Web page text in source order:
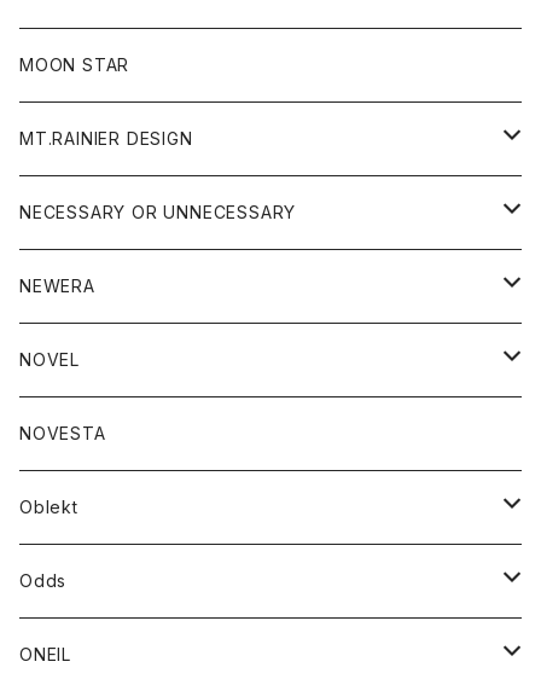
フリース
ジャケット
ニット
パンツ
帽子
MOON STAR
MT.RAINIER DESIGN
アウター
コート
ジャケット
アクセサリー
バッグ
グッズ
ウォレット
靴
トップス
ジャケット
シャツ
ボトム
ショートパンツ
パンツ
レディース
シャツ
NECESSARY OR UNNECESSARY
アウター
コート
ジャケット
アクセサリー
バッグ
ブレスレット
グッズ
靴
ストール/マフラー
トップス
シャツ
シャツジャケット
ボトム
ショートパンツ
NEWERA
帽子
NOVEL
トップス
カットソー
スエット
ボトム
NOVESTA
Oblekt
ボトム
ショートパンツ
レディース
Odds
帽子
ONEIL